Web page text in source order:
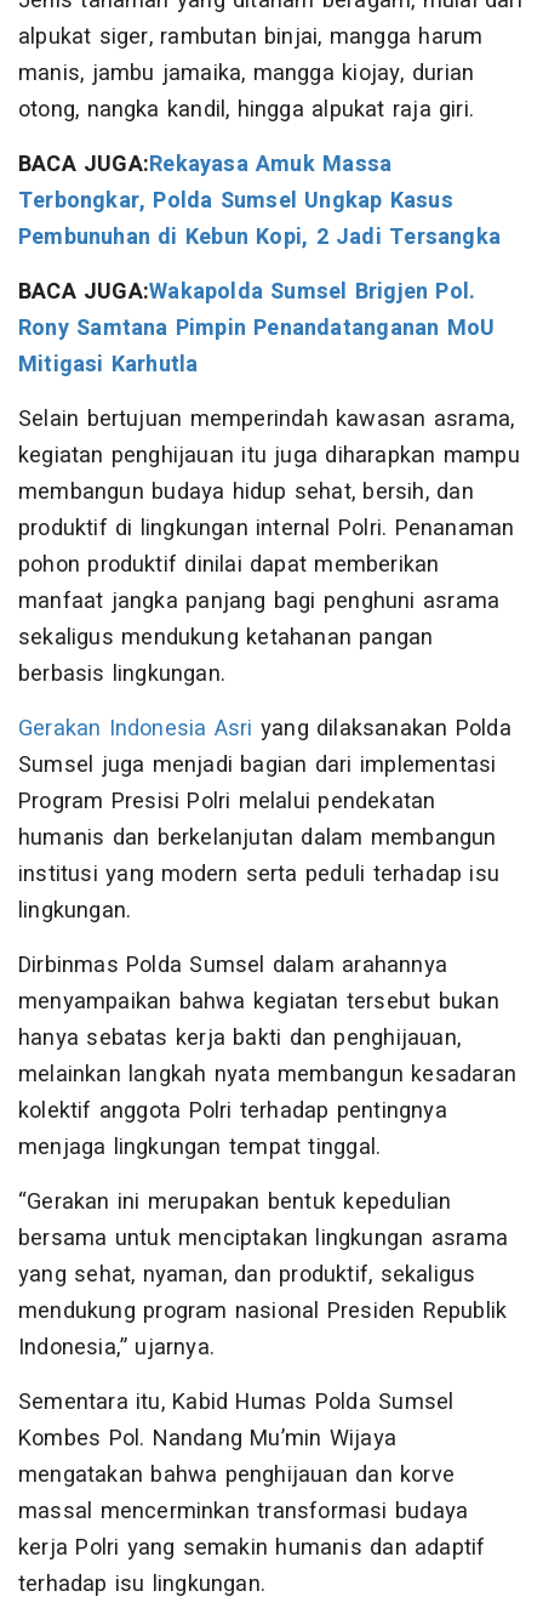
alpukat siger, rambutan binjai, mangga harum
manis, jambu jamaika, mangga kiojay, durian
otong, nangka kandil, hingga alpukat raja giri.
BACA JUGA:Rekayasa Amuk Massa
Terbongkar, Polda Sumsel Ungkap Kasus
Pembunuhan di Kebun Kopi, 2 Jadi Tersangka
BACA JUGA:Wakapolda Sumsel Brigjen Pol.
Rony Samtana Pimpin Penandatanganan MoU
Mitigasi Karhutla
Selain bertujuan memperindah kawasan asrama,
kegiatan penghijauan itu juga diharapkan mampu
membangun budaya hidup sehat, bersih, dan
produktif di lingkungan internal Polri. Penanaman
pohon produktif dinilai dapat memberikan
manfaat jangka panjang bagi penghuni asrama
sekaligus mendukung ketahanan pangan
berbasis lingkungan.
Gerakan Indonesia Asri yang dilaksanakan Polda
Sumsel juga menjadi bagian dari implementasi
Program Presisi Polri melalui pendekatan
humanis dan berkelanjutan dalam membangun
institusi yang modern serta peduli terhadap isu
lingkungan.
Dirbinmas Polda Sumsel dalam arahannya
menyampaikan bahwa kegiatan tersebut bukan
hanya sebatas kerja bakti dan penghijauan,
melainkan langkah nyata membangun kesadaran
kolektif anggota Polri terhadap pentingnya
menjaga lingkungan tempat tinggal.
“Gerakan ini merupakan bentuk kepedulian
bersama untuk menciptakan lingkungan asrama
yang sehat, nyaman, dan produktif, sekaligus
mendukung program nasional Presiden Republik
Indonesia,” ujarnya.
Sementara itu, Kabid Humas Polda Sumsel
Kombes Pol. Nandang Mu’min Wijaya
mengatakan bahwa penghijauan dan korve
massal mencerminkan transformasi budaya
kerja Polri yang semakin humanis dan adaptif
terhadap isu lingkungan.